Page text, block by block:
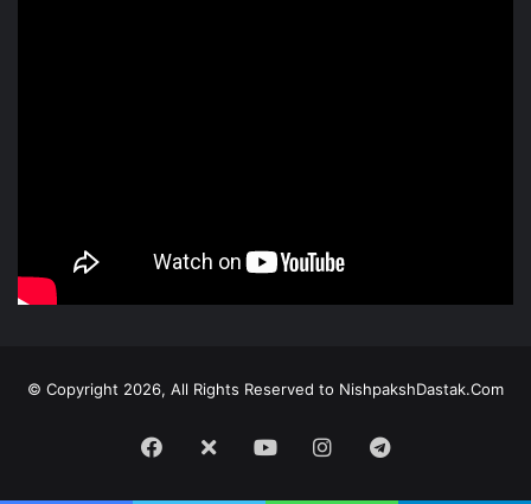
© Copyright 2026, All Rights Reserved to NishpakshDastak.Com
Facebook
X YoutubeInstagramTelegram